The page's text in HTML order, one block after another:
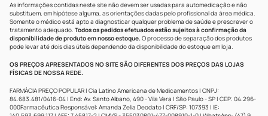
As informações contidas neste site não devem ser usadas para automedicação e não
substituem, em hipótese alguma, as orientações dadas pelo profissional da área médica.
Somente o médico está apto a diagnosticar qualquer problema de saúde e prescrever o
tratamento adequado. Todos os pedidos efetuados estão sujeitos à confirmação da
disponibilidade de produto em nosso estoque.O processo de separação dos produtos
pode levar até dois dias úteis dependendo da disponibilidade do estoque em loja.
OS PREÇOS APRESENTADOS NO SITE SÃO DIFERENTES DOS PREÇOS DAS LOJAS
FÍSICAS DE NOSSA REDE.
FARMÁCIA PREÇO POPULAR | Cia Latino Americana de Medicamentos | CNPJ:
84.683.481/0416-04 | End: Av. Santo Albano, 490 - Vila Vera | São Paulo - SP | CEP: 04.296-
000Farmacêutica Responsável: Amanda Zelia Deodato | CRF/SP: 107393 | IE: